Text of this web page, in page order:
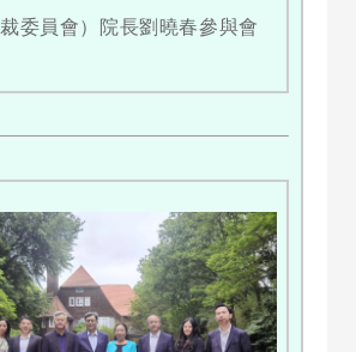
委員會）院長劉曉春參與會